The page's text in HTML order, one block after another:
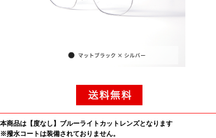
本商品は【度なし】ブルーライトカットレンズとなります
※撥水コートは装備されておりません。